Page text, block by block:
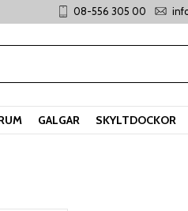
08-556 305 00
GALGAR SKYLTDOCKOR